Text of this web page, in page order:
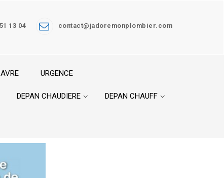
13 04 contact@jadoremonplombier.com
URGENCE
DEPAN CHAUDIERE DEPAN CHAUFF